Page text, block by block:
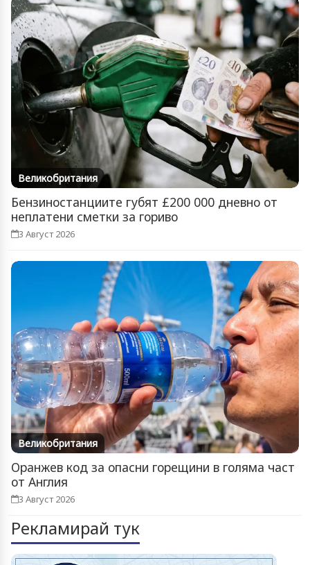
Великобритания
Бензиностанциите губят £200 000 дневно от
неплатени сметки за гориво
3 Август 2026
Великобритания
Оранжев код за опасни горещини в голяма част
от Англия
3 Август 2026
Рекламирай тук